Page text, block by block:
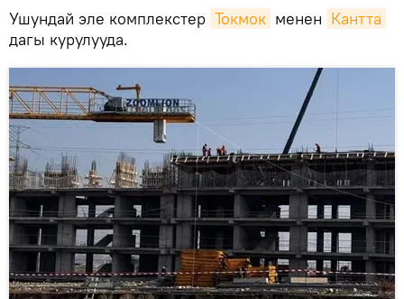
Ушундай эле комплекстер Токмок менен Кантта
дагы курулууда.